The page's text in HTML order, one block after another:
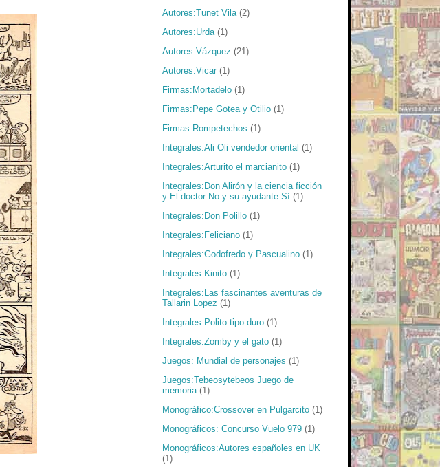
Autores:Tunet Vila (2)
Autores:Urda (1)
Autores:Vázquez (21)
Autores:Vicar (1)
Firmas:Mortadelo (1)
Firmas:Pepe Gotea y Otilio (1)
Firmas:Rompetechos (1)
Integrales:Ali Oli vendedor oriental (1)
Integrales:Arturito el marcianito (1)
Integrales:Don Alirón y la ciencia ficción
y El doctor No y su ayudante Sí (1)
Integrales:Don Polillo (1)
Integrales:Feliciano (1)
Integrales:Godofredo y Pascualino (1)
Integrales:Kinito (1)
Integrales:Las fascinantes aventuras de
Tallarin Lopez (1)
Integrales:Polito tipo duro (1)
Integrales:Zomby y el gato (1)
Juegos: Mundial de personajes (1)
Juegos:Tebeosytebeos Juego de
memoria (1)
Monográfico:Crossover en Pulgarcito (1)
Monográficos: Concurso Vuelo 979 (1)
Monográficos:Autores españoles en UK
(1)